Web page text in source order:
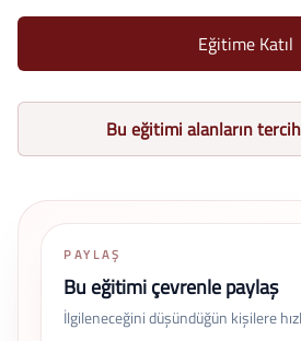
Eğitime Katıl
Bu eğitimi alanların
PAYLAŞ
Bu eğitimi çevrenle paylaş
İlgileneceğini düşündüğün kişilere